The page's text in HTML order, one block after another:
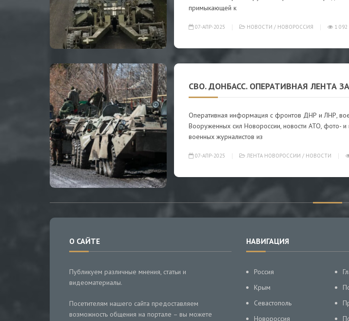
примыкающей к
07-АПР-2025 НОВОСТИ / НОВОРОССИЯ 1 092
СВО. ДОНБАСС. ОПЕРАТИВНАЯ ЛЕНТА ЗА
Оперативная информация с фронтов ДНР и ЛНР,
Вооруженных сил Новороссии, новости АТО, фото-
военных журналистов из
07-АПР-2025 ЛЕНТА НОВОРОССИИ / НОВОСТИ
О САЙТЕ
Публикуем различные мнения, статьи и
видеоматериалы.
Посетителям нашего сайта предоставляем
возможность общения на портале – вы можете
НАВИГАЦИЯ
Россия
Крым
Севастополь
Новороссия